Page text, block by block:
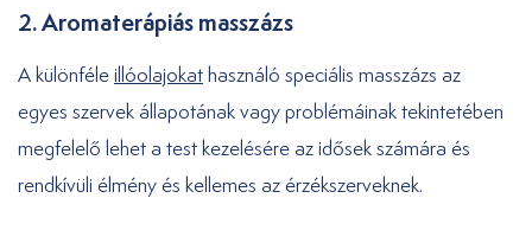
2. Aromaterápiás masszázs
A különféleillóolajokathasználó speciális masszázs az
egyes szervek állapotának vagy problémáinak tekintetében
megfelelő lehet a test kezelésére az idősek számára és
rendkívüli élmény és kellemes az érzékszerveknek.